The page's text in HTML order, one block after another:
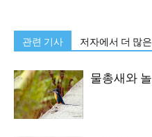
관련 기사 저자에서 더 많은
물총새와